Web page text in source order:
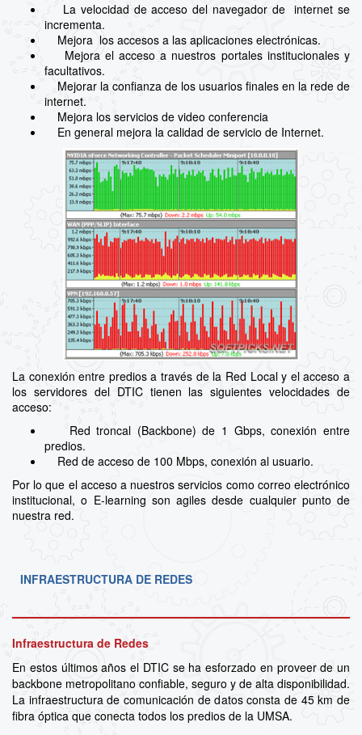
La velocidad de acceso del navegador de internet se
incrementa.
Mejora los accesos a las aplicaciones electrónicas.
Mejora el acceso a nuestros portales institucionales y
facultativos.
Mejorar la confianza de los usuarios finales en la rede de
internet.
Mejora los servicios de video conferencia
En general mejora la calidad de servicio de Internet.
La conexión entre predios a través de la Red Local y el acceso a
los servidores del DTIC tienen las siguientes velocidades de
acceso:
Red troncal (Backbone) de 1 Gbps, conexión entre
predios.
Red de acceso de 100 Mbps, conexión al usuario.
Por lo que el acceso a nuestros servicios como correo electrónico
institucional, o E-learning son agiles desde cualquier punto de
nuestra red.
INFRAESTRUCTURA DE REDES
Infraestructura de Redes
En estos últimos años el DTIC se ha esforzado en proveer de un
backbone metropolitano confiable, seguro y de alta disponibilidad.
La infraestructura de comunicación de datos consta de 45 km de
fibra óptica que conecta todos los predios de la UMSA.